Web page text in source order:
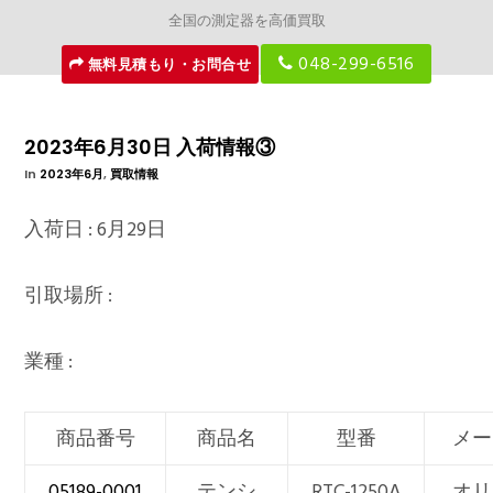
全国の測定器を高価買取
無料見積もり・お問合せ
048-299-6516
2023年6月30日 入荷情報③
In 2023年6月,買取情報
入荷日 : 6月29日
引取場所 :
業種 :
商品番号 商品名 型番
メ